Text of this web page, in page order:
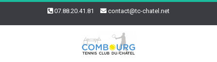
07.88.20.41.81 contact@tc-chatel.net